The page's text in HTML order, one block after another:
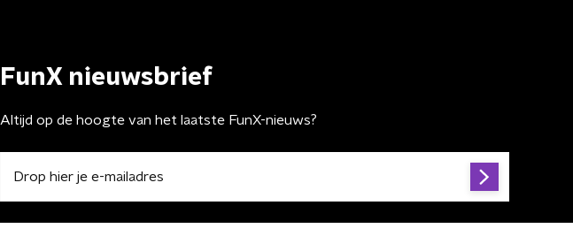
FunX nieuwsbrief
Altijd op de hoogte van het laatste FunX-nieuws?